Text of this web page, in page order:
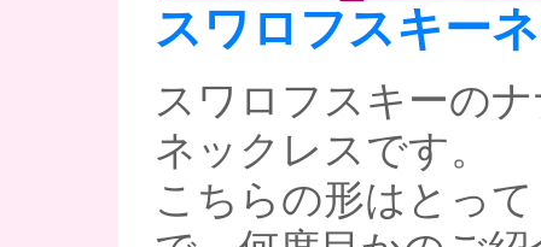
スワロフスキー
スワロフスキーの
ネックレスです。
こちらの形はとっ